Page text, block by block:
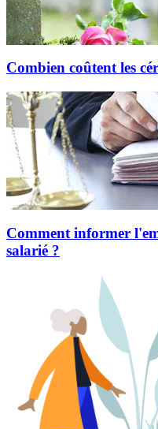
Combien coûtent les
Comment informer
salarié ?